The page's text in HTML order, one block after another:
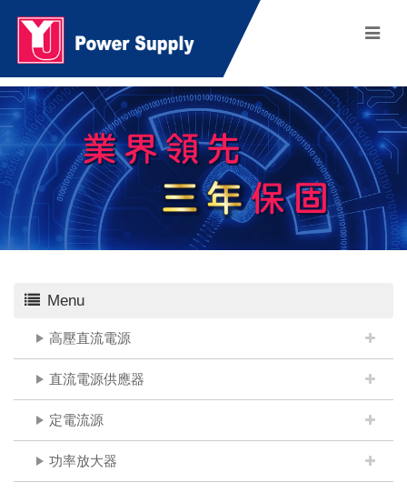
Menu
高壓直流電源
直流電源供應器
定電流源
功率放大器